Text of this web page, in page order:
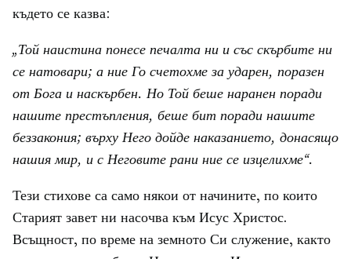
където се казва:
„Той наистина понесе печалта ни и със скърбите ни
се натовари; а ние Го счетохме за ударен, поразен
от Бога и наскърбен. Но Той беше наранен поради
нашите престъпления, беше бит поради нашите
беззакония; върху Него дойде наказанието, донасящо
нашия мир, и с Неговите рани ние се изцелихме“.
Тези стихове са само някои от начините, по които
Старият завет ни насочва към Исус Христос.
Всъщност, по време на земното Си служение, както